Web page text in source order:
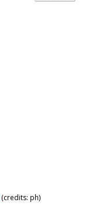
(credits: ph)